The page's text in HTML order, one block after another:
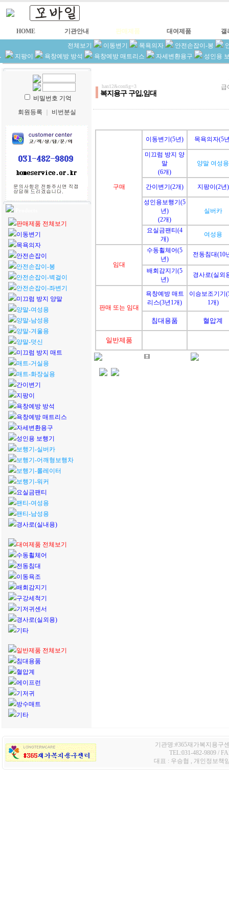
HOME 기관안내 판매제품 대여제품
갤
전체보기
이동변기 목욕의자 안전손잡이-봉
지팡이
욕창예방 방석 욕창예방 매트리스 자세변환용구 성인용
비밀번호 기억
회원등록
비번분실
Products
판매제품 전체보기
이동변기
목욕의자
안전손잡이
안전손잡이-봉
안전손잡이-벽걸이
안전손잡이-좌변기
미끄럼 방지 양말
양말-여성용
양말-남성용
양말-겨울용
양말-덧신
미끄럼 방지 매트
매트-거실용
매트-화장실용
간이변기
지팡이
욕창예방 방석
욕창예방 매트리스
자세변환용구
성인용 보행기
보행기-실버카
보행기-어깨형보행차
보행기-롤레이터
보행기-워커
요실금팬티
팬티-여성용
팬티-남성용
경사로(실내용)
대여제품 전체보기
수동휠체어
전동침대
이동욕조
배회감지기
구강세척기
기저귀센서
경사로(실외용)
기타
일반제품 전체보기
침대용품
혈압계
에이프런
기저귀
방수매트
기타
han12&config=3
복지용구 구입,임대
급
구매
이동변기(5년) 목욕의자(5
미끄럼 방지 양
말
(6개)
양말 여성용
간이변기(2개) 지팡이(2년)
성인용보행기(5
년)
(2개)
실버카
요실금팬티(4
개)
여성용
임대
수동휠체어(5
년)
전동침대(10
배회감지기(5
년)
경사로(실외
판매 또는 임대
욕창예방 매트
리스(3년1개)
이승보조기기
1개)
침대용품 혈압계
일반제품
기관명:#365재가복지용구
TEL:031-482-9809 /
대표 : 우승협 , 개인정보책